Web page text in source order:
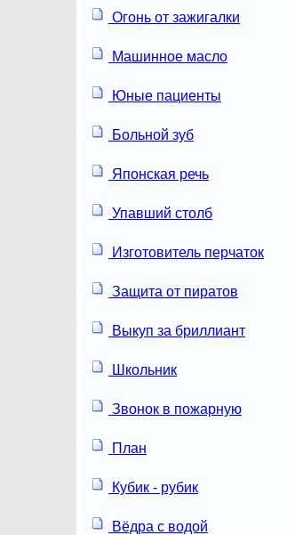
Огонь от зажигалки
Машинное масло
Юные пациенты
Больной зуб
Японская речь
Упавший столб
Изготовитель перчаток
Защита от пиратов
Выкуп за бриллиант
Школьник
Звонок в пожарную
План
Кубик - рубик
Вёдра с водой